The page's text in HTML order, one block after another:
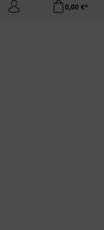
0,00 €*